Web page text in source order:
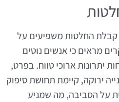
קבלת החלטות משפיעים על
מראים כי אנשים נוטים
יתרונות ארוכי טווח. בפרט,
ירוקה, קיימת תחושת סיפוק
על הסביבה, מה שמניע